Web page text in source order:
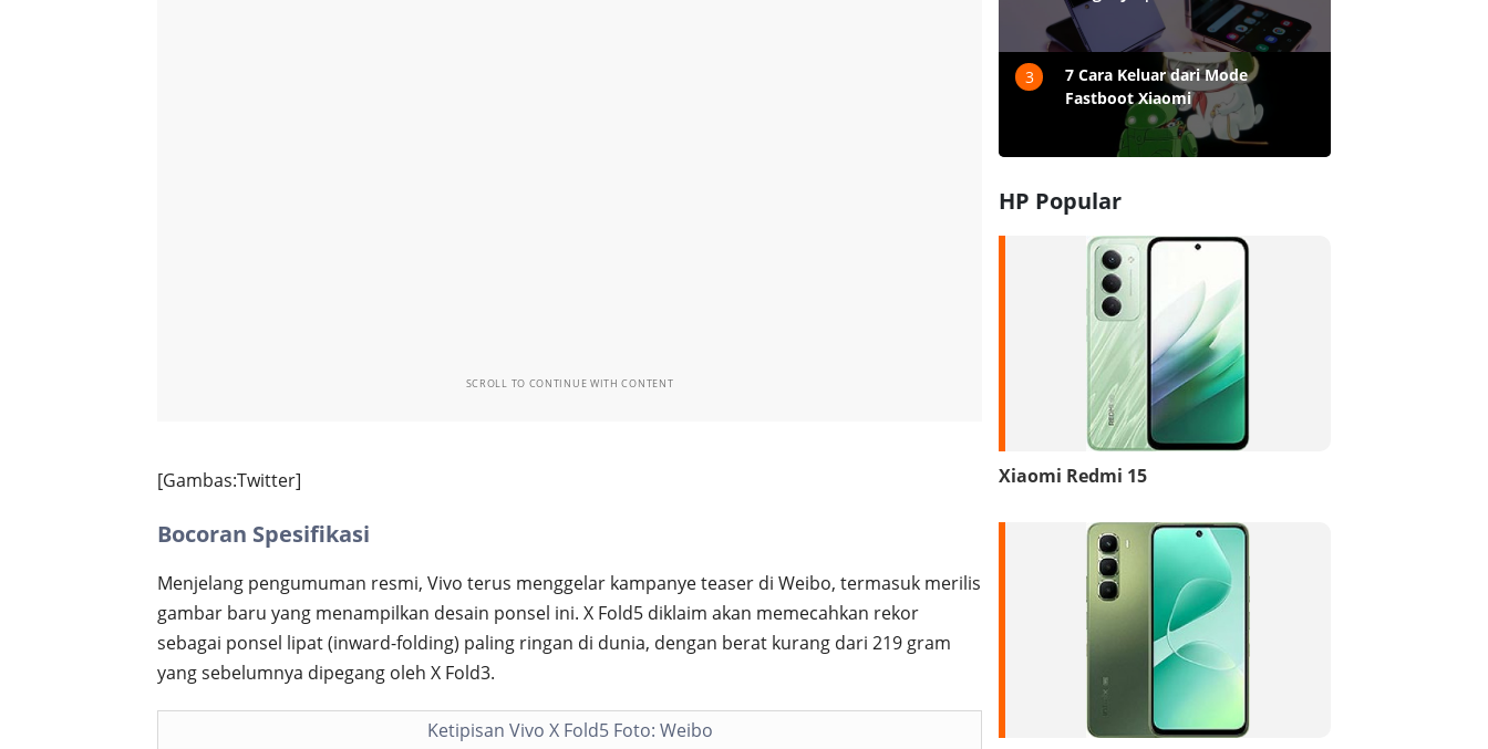
SCROLL TO CONTINUE WITH CONTENT
[Gambas:Twitter]
Bocoran Spesifikasi
Menjelang pengumuman resmi, Vivo terus menggelar kampanye teaser di Weibo, termasuk merilis
gambar baru yang menampilkan desain ponsel ini. X Fold5 diklaim akan memecahkan rekor
sebagai ponsel lipat (inward-folding) paling ringan di dunia, dengan berat kurang dari 219 gram
yang sebelumnya dipegang oleh X Fold3.
Ketipisan Vivo X Fold5 Foto: Weibo
3
7 Cara Keluar dari Mode
Fastboot Xiaomi
HP Popular
Xiaomi Redmi 15